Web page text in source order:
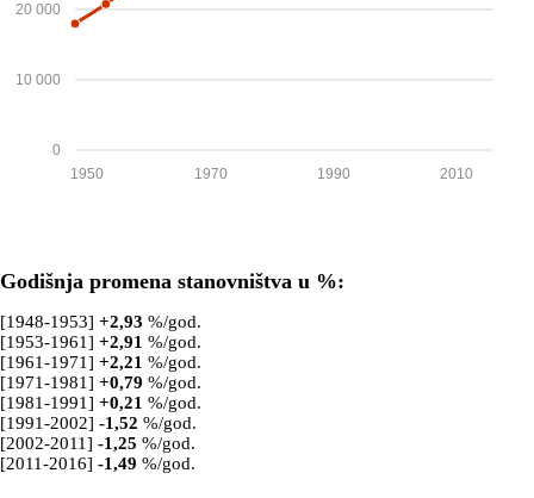
0
10 000
20 000
2010
1990
1970
1950
Godišnja promena stanovništva u %:
[1948-1953] +2,93 %/god.
[1953-1961] +2,91 %/god.
[1961-1971] +2,21 %/god.
[1971-1981] +0,79 %/god.
[1981-1991] +0,21 %/god.
[1991-2002] -1,52 %/god.
[2002-2011] -1,25 %/god.
[2011-2016] -1,49 %/god.